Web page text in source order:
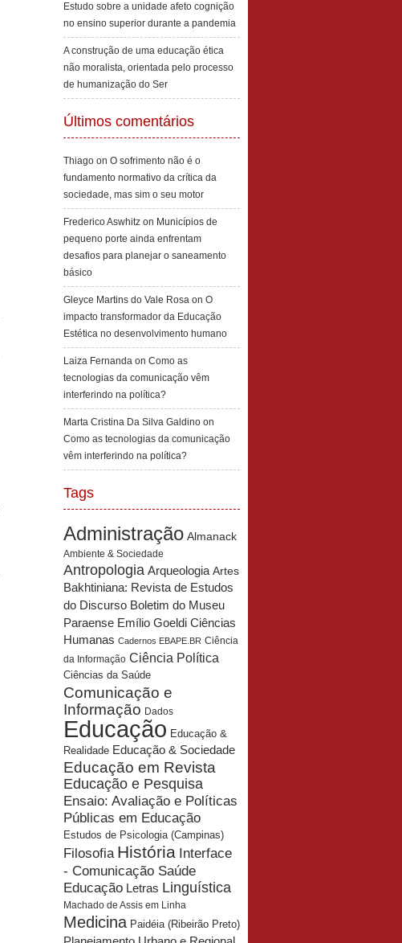
Estudo sobre a unidade afeto cognição
no ensino superior durante a pandemia
A construção de uma educação ética
não moralista, orientada pelo processo
de humanização do Ser
Últimos comentários
Thiago on O sofrimento não é o
fundamento normativo da crítica da
sociedade, mas sim o seu motor
Frederico Aswhitz on Municípios de
pequeno porte ainda enfrentam
desafios para planejar o saneamento
básico
Gleyce Martins do Vale Rosa on O
impacto transformador da Educação
Estética no desenvolvimento humano
Laiza Fernanda on Como as
tecnologias da comunicação vêm
interferindo na política?
Marta Cristina Da Silva Galdino on
Como as tecnologias da comunicação
vêm interferindo na política?
Tags
Administração Almanack
Ambiente & Sociedade
Antropologia Arqueologia Artes
Bakhtiniana: Revista de Estudos
do Discurso Boletim do Museu
Paraense Emílio Goeldi Ciências
Humanas Cadernos EBAPE.BR Ciência
da Informação Ciência Política
Ciências da Saúde
Comunicação e
Informação Dados
Educação Educação &
Realidade Educação & Sociedade
Educação em Revista
Educação e Pesquisa
Ensaio: Avaliação e Políticas
Públicas em Educação
Estudos de Psicologia (Campinas)
Filosofia História Interface
- Comunicação Saúde
Educação Letras Linguística
Machado de Assis em Linha
Medicina Paidéia (Ribeirão Preto)